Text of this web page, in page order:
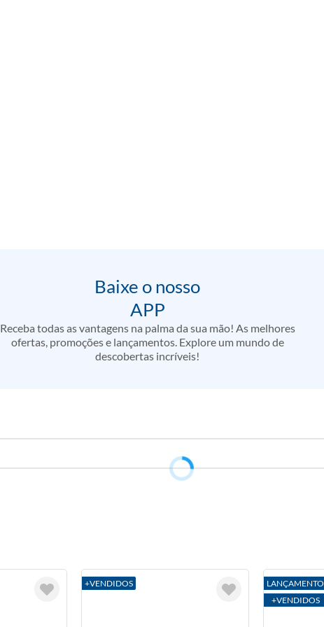
Baixe o nosso
APP
Receba todas as vantagens na palma da sua mão! As melhores
ofertas, promoções e lançamentos. Explore um mundo de
descobertas incríveis!
+VENDIDOS
LANÇAMENTO
+VENDIDOS